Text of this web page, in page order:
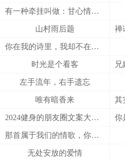
有一种牵挂叫做：甘心情愿！
山村雨后题
你在我的诗里，我却不在你的梦里
时光是个看客
左手流年，右手遗忘
唯有暗香来
2024健身的朋友圈文案大全(精选49句)
那首属于我们的情歌，你把结局唱给了谁
无处安放的爱情